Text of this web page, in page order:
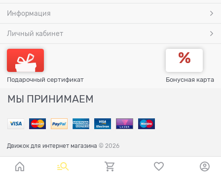
Информация
Личный кабинет
Подарочный сертификат Бонусная карта
МЫ ПРИНИМАЕМ
Движок для интернет магазина © 2026